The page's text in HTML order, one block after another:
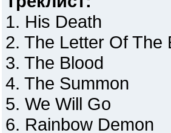
1. His Death
2. The Letter Of The
3. The Blood
4. The Summon
5. We Will Go
6. Rainbow Demon